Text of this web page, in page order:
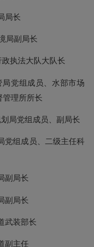
局长
局副局长
执法大队大队长
局党组成员、水部市场
管理所所长
局党组成员、副局长
党组成员、二级主任科
副局长
副局长
武装部长
副主任